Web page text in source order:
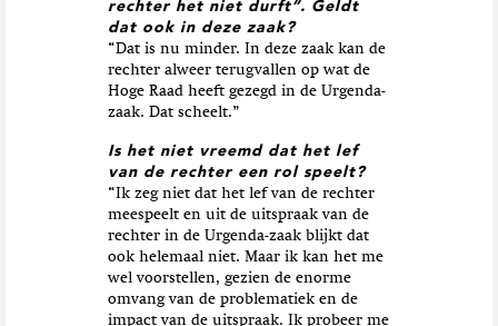
rechter het niet durft”. Geldt
dat ook in deze zaak?
“Dat is nu minder. In deze zaak kan de
rechter alweer terugvallen op wat de
Hoge Raad heeft gezegd in de Urgenda-
zaak. Dat scheelt.”
Is het niet vreemd dat het lef
van de rechter een rol speelt?
“Ik zeg niet dat het lef van de rechter
meespeelt en uit de uitspraak van de
rechter in de Urgenda-zaak blijkt dat
ook helemaal niet. Maar ik kan het me
wel voorstellen, gezien de enorme
omvang van de problematiek en de
impact van de uitspraak. Ik probeer me